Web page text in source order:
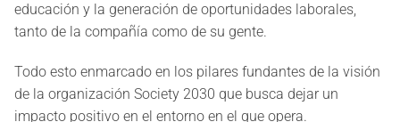
educación y la generación de oportunidades laborales,
tanto de la compañía como de su gente.
Todo esto enmarcado en los pilares fundantes de la visión
de la organización Society 2030 que busca dejar un
impacto positivo en el entorno en el que opera.